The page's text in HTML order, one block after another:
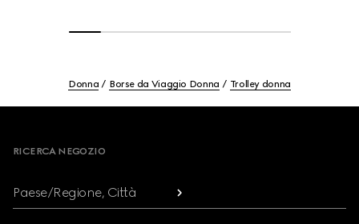
Donna Borse da Viaggio Donna Trolley donna
RICERCA NEGOZIO
Paese/Regione, Città